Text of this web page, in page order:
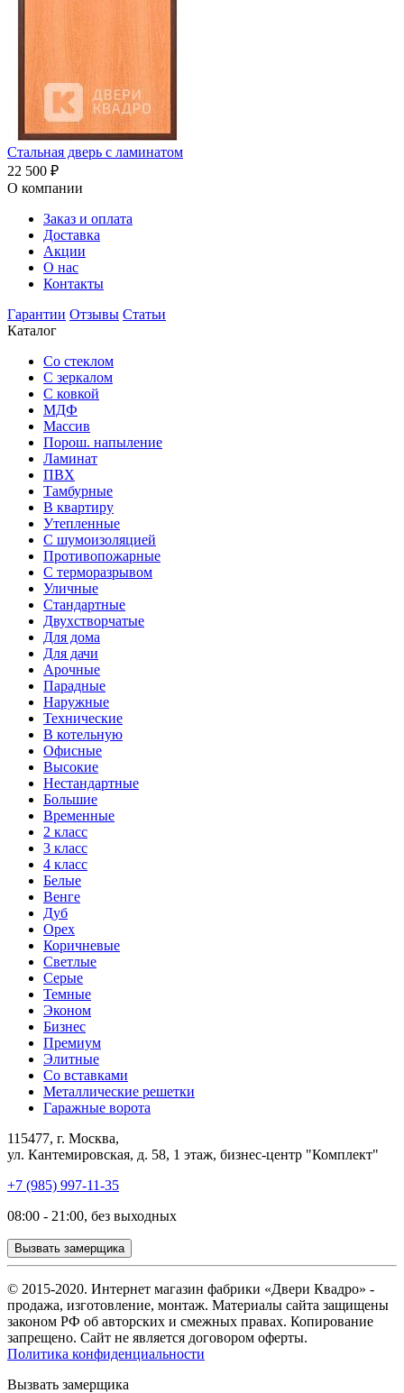
Стальная дверь с ламинатом
22 500 ₽
О компании
Заказ и оплата
Доставка
Акции
О нас
Контакты
Гарантии Отзывы Статьи
Каталог
Со стеклом
С зеркалом
С ковкой
МДФ
Массив
Порош. напыление
Ламинат
ПВХ
Тамбурные
В квартиру
Утепленные
С шумоизоляцией
Противопожарные
С терморазрывом
Уличные
Стандартные
Двухстворчатые
Для дома
Для дачи
Арочные
Парадные
Наружные
Технические
В котельную
Офисные
Высокие
Нестандартные
Большие
Временные
2 класс
3 класс
4 класс
Белые
Венге
Дуб
Орех
Коричневые
Светлые
Серые
Темные
Эконом
Бизнес
Премиум
Элитные
Со вставками
Металлические решетки
Гаражные ворота
115477, г. Москва,
ул. Кантемировская, д. 58, 1 этаж, бизнес-центр "Комплект"
+7 (985) 997-11-35
08:00 - 21:00, без выходных
Вызвать замерщика
© 2015-2020. Интернет магазин фабрики «Двери Квадро» -
продажа, изготовление, монтаж. Материалы сайта защищены
законом РФ об авторских и смежных правах. Копирование
запрещено. Сайт не является договором оферты.
Политика конфиденциальности
Вызвать замерщика